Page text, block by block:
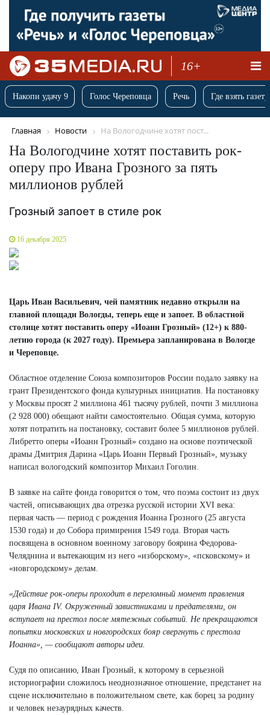
16+
Накопи удачу 9 Голос Череповца Речь Где взять
Главная Новости На Вологодчине хотят пост...
На Вологодчине хотят поставить рок-
оперу про Ивана Грозного за пять
миллионов рублей
Грозный запоет в стиле рок
16 декабря 2025
Царь Иван Васильевич, чей памятник недавно открыли на
главной площади Вологды, теперь еще и запоет. В областной
столице хотят поставить оперу «Иоанн Грозный» (12+) к 880-
летию города (к 2027 году). Премьера запланирована в Вологде
и Череповце.
Областное отделение Союза композиторов России подало заявку на
грант Президентского фонда культурных инициатив. На постановку
у Москвы просят 2 миллиона 461 тысячу рублей, почти 3 миллиона
(2 928 000) обещают найти самостоятельно. Общая сумма, которую
хотят потратить на постановку, составит более 5 миллионов рублей.
Либретто оперы «Иоанн Грозный» создано на основе поэтической
драмы Дмитрия Дарина «Царь Иоанн Первый Грозный», музыку
написал вологодский композитор Михаил Гоголин.
В заявке на сайте фонда говорится о том, что поэма состоит из двух
частей, описывающих два отрезка русской истории XVI века:
первая часть — период с рождения Иоанна Грозного (25 августа
1530 года) и до Собора примирения 1549 года. Вторая часть
посвящена в основном военному заговору боярина Федорова-
Челяднина и вытекающим из него «изборскому», «псковскому» и
«новгородскому» делам.
«Действие рок-оперы проходит в переломный момент правления
царя Ивана IV. Окруженный завистниками и предателями, он
вступает на престол после мятежных событий. Не прекращаются
попытки московских и новгородских бояр свергнуть с престола
Иоанна», — сообщают авторы идеи.
Судя по описанию, Иван Грозный, к которому в серьезной
историографии сложилось неоднозначное отношение, предстанет на
сцене исключительно в положительном свете, как борец за родину
и человек незаурядных качеств.